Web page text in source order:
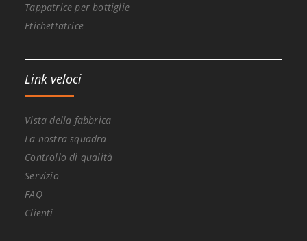
Tappatrice per bottiglie
Etichettatrice
Link veloci
Vista della fabbrica
La nostra squadra
Controllo di qualità
Servizio
FAQ
Clienti